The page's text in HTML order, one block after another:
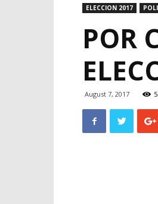
ELECCION 2017
POR
August 7, 2017